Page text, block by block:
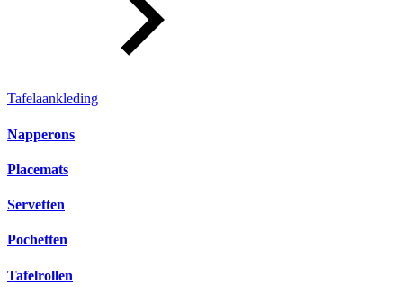
Tafelaankleding
Napperons
Placemats
Servetten
Pochetten
Tafelrollen